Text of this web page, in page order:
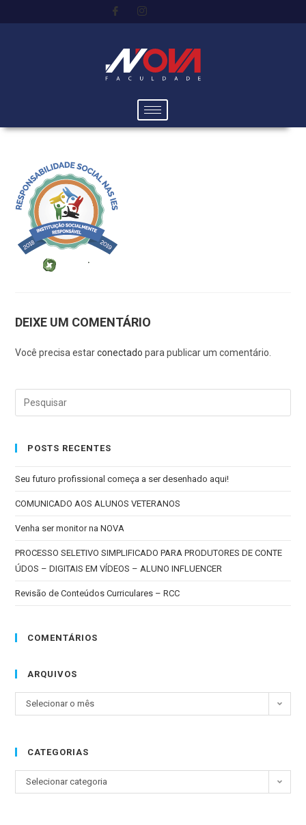
DEIXE UM COMENTÁRIO
Você precisa estarconectado para publicar um comentário.
POSTS RECENTES
Seu futuro profissional começa a ser desenhado aqui!
COMUNICADO AOS ALUNOS VETERANOS
Venha ser monitor na NOVA
PROCESSO SELETIVO SIMPLIFICADO PARA PRODUTORES DE CONTE
ÚDOS – DIGITAIS EM VÍDEOS – ALUNO INFLUENCER
Revisão de Conteúdos Curriculares – RCC
COMENTÁRIOS
ARQUIVOS
Selecionar o mês
CATEGORIAS
Selecionar categoria